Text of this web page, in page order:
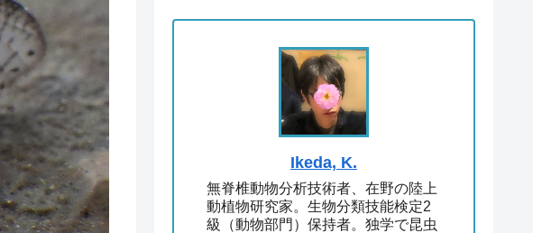
Ikeda, K.
無脊椎動物分析技術者、在野の陸上
動植物研究家。生物分類技能検定2
級（動物部門）保持者。独学で昆虫